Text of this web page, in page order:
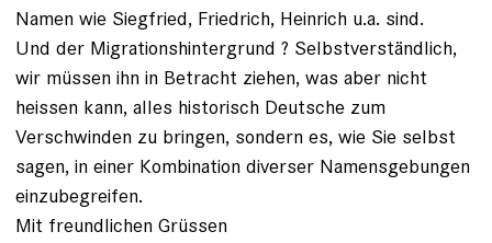
Namen wie Siegfried, Friedrich, Heinrich u.a. sind.
Und der Migrationshintergrund ? Selbstverständlich,
wir müssen ihn in Betracht ziehen, was aber nicht
heissen kann, alles historisch Deutsche zum
Verschwinden zu bringen, sondern es, wie Sie selbst
sagen, in einer Kombination diverser Namensgebungen
einzubegreifen.
Mit freundlichen Grüssen